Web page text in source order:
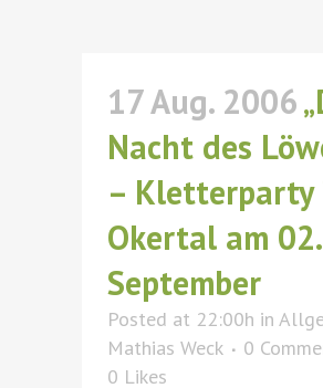
17 Aug. 2006
Nacht des
– Kletterparty
Okertal am 02.
September
Posted at 22:00h in
Mathias Weck
0
0 Likes